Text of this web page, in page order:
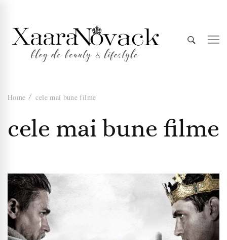
Xaara
Novack
Home cele mai bune filme
cele mai bune filme